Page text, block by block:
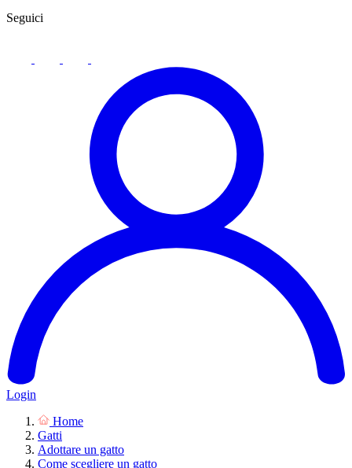
Seguici
Login
Home
Gatti
Adottare un gatto
Come scegliere un gatto